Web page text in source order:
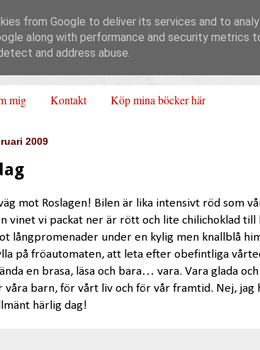
mig Kontakt Köp mina böcker här
2009
mot Roslagen! Bilen är lika intensivt röd som
vinet vi packat ner är rött och lite chilichoklad
långpromenader under en kylig men knallblå
på fröautomaten, att leta efter obefintliga
en brasa, läsa och bara… vara. Vara glada
våra barn, för vårt liv och för vår framtid. Nej,
härlig dag!
from Google to deliver its services and to
along with performance and security metrics
and address abuse.